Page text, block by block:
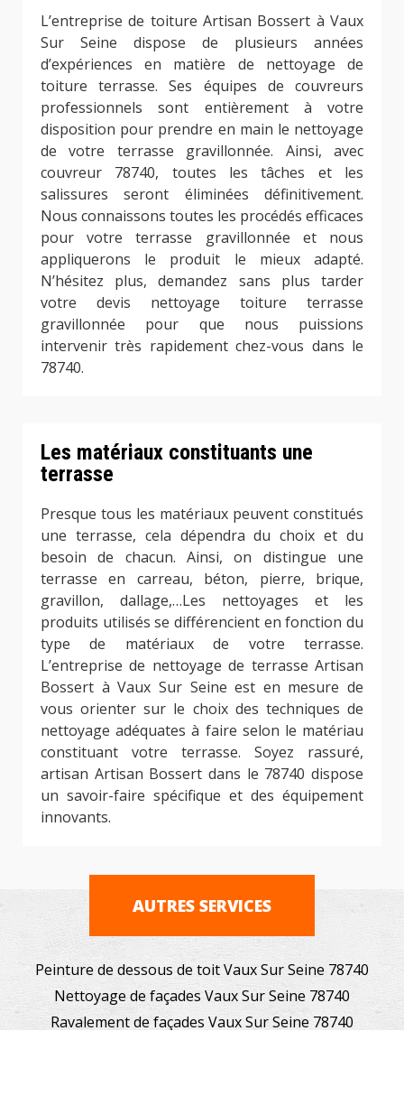
L’entreprise de toiture Artisan Bossert à Vaux
Sur Seine dispose de plusieurs années
d’expériences en matière de nettoyage de
toiture terrasse. Ses équipes de couvreurs
professionnels sont entièrement à votre
disposition pour prendre en main le nettoyage
de votre terrasse gravillonnée. Ainsi, avec
couvreur 78740, toutes les tâches et les
salissures seront éliminées définitivement.
Nous connaissons toutes les procédés efficaces
pour votre terrasse gravillonnée et nous
appliquerons le produit le mieux adapté.
N’hésitez plus, demandez sans plus tarder
votre devis nettoyage toiture terrasse
gravillonnée pour que nous puissions
intervenir très rapidement chez-vous dans le
78740.
Les matériaux constituants une
terrasse
Presque tous les matériaux peuvent constitués
une terrasse, cela dépendra du choix et du
besoin de chacun. Ainsi, on distingue une
terrasse en carreau, béton, pierre, brique,
gravillon, dallage,…Les nettoyages et les
produits utilisés se différencient en fonction du
type de matériaux de votre terrasse.
L’entreprise de nettoyage de terrasse Artisan
Bossert à Vaux Sur Seine est en mesure de
vous orienter sur le choix des techniques de
nettoyage adéquates à faire selon le matériau
constituant votre terrasse. Soyez rassuré,
artisan Artisan Bossert dans le 78740 dispose
un savoir-faire spécifique et des équipement
innovants.
AUTRES SERVICES
Peinture de dessous de toit Vaux Sur Seine 78740
Nettoyage de façades Vaux Sur Seine 78740
Ravalement de façades Vaux Sur Seine 78740